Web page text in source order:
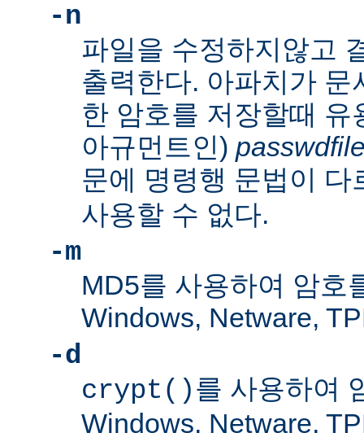
-n
파일을 수정하지않고
출력한다. 아파치가 문
한 암호를 저장할때
아규먼트인)
문에 명령행 문법이
사용할 수 없다.
-m
MD5를 사용하여 암호
Windows, Netware,
-d
crypt()를 사용하여
Windows, Netware,